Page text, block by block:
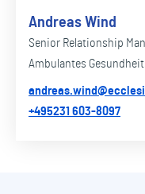
Andreas Wind
Senior Relationship
Ambulantes
+495231 603-8097